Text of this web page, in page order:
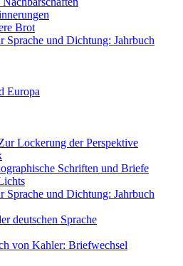
Brot
Sprache und Dichtung: Jahrbuch
Europa
Lockerung der Perspektive
Schriften und Briefe
Sprache und Dichtung: Jahrbuch
deutschen Sprache
von Kahler: Briefwechsel